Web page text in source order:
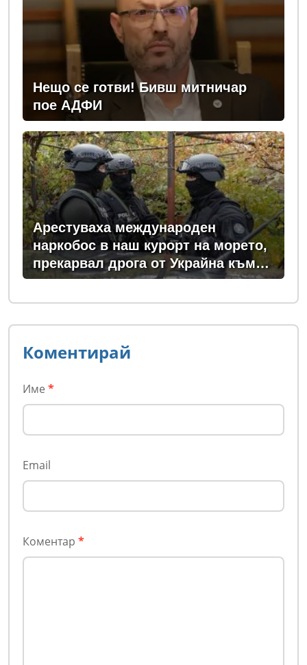
Нещо се готви! Бивш митничар
пое АДФИ
Арестуваха международен
наркобос в наш курорт на морето,
прекарвал дрога от Украйна към
ЕС
Коментирай
Име *
Email
Коментар *